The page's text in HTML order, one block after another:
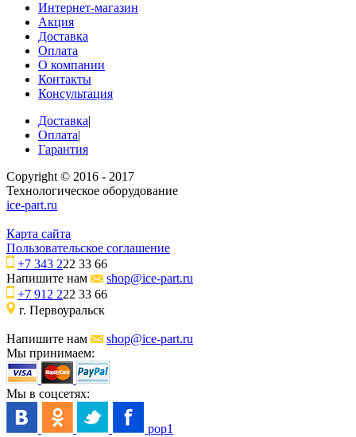
Интернет-магазин
Акция
Доставка
Оплата
О компании
Контакты
Консультация
Доставка|
Оплата|
Гарантия
Copyright © 2016 - 2017
Технологическое оборудование
ice-part.ru
Карта сайта
Пользовательское соглашение
+7 343 222 33 66
Напишите нам
shop@ice-part.ru
+7 912 222 33 66
г. Первоуральск
Напишите нам
shop@ice-part.ru
Мы принимаем:
Мы в соцсетях:
pop1